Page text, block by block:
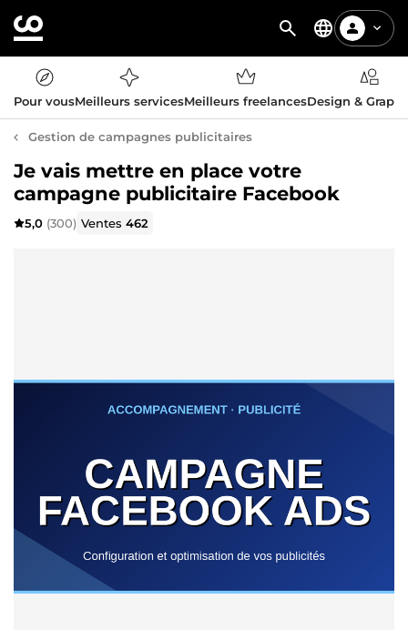
Pour vousMeilleurs servicesMeilleurs freelancesDesign &
Gestion de campagnes publicitaires
Je vais mettre en place votre
campagne publicitaire Facebook
5,0 (300) Ventes462